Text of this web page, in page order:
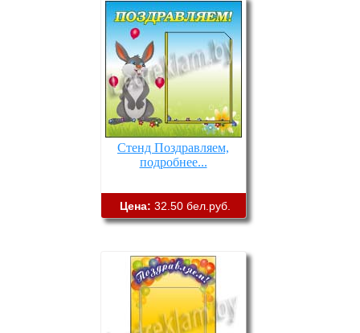
Стенд Поздравляем,
подробнее...
Цена: 32.50 бел.руб.